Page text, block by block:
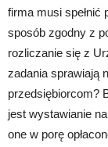
firma musi spełnić
sposób zgodny z
rozliczanie się z
zadania sprawiają
przedsiębiorcom?
jest wystawianie
one w porę